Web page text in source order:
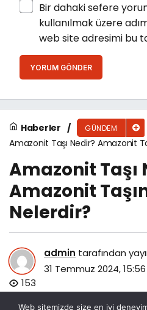
Bir dahaki sefere
kullanılmak üzere
web site adresimi bu
YORUM GÖNDER
Haberler GÜNDEM
Amazonit Taşı Nedir? Amazonit
Amazonit Taşı
Amazonit
Nelerdir?
admin tarafından
31 Temmuz 2024, 15:56
153
Web sitemizde size en iyi